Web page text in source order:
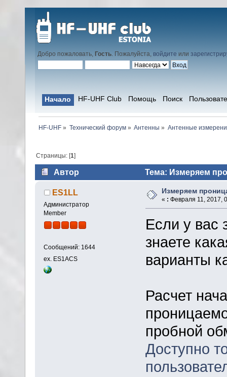
Добро пожаловать, Гость. Пожалуйста, войдите или
Начало HF-UHF Club Помощь Поиск
HF-UHF» Технический форум» Антенны » Антенные
Страницы: [1]
Автор Тема: Измеряем
ES1LL
Администратор
Member
Сообщений: 1644
ex. ES1ACS
Измеряем
« : Февраля 11, 2017,
Если у вас
знаете
варианты
Расчет
пробной
Доступно